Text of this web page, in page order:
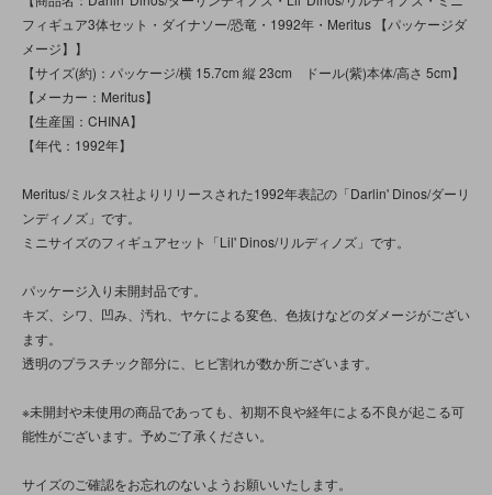
フィギュア3体セット・ダイナソー/恐竜・1992年・Meritus 【パッケージダ
メージ】】
【サイズ(約)：パッケージ/横 15.7cm 縦 23cm ドール(紫)本体/高さ 5cm】
【メーカー：Meritus】
【生産国：CHINA】
【年代：1992年】
Meritus/ミルタス社よりリリースされた1992年表記の「Darlin' Dinos/ダーリ
ンディノズ」です。
ミニサイズのフィギュアセット「Lil' Dinos/リルディノズ」です。
パッケージ入り未開封品です。
キズ、シワ、凹み、汚れ、ヤケによる変色、色抜けなどのダメージがござい
ます。
透明のプラスチック部分に、ヒビ割れが数か所ございます。
※未開封や未使用の商品であっても、初期不良や経年による不良が起こる可
能性がございます。予めご了承ください。
サイズのご確認をお忘れのないようお願いいたします。